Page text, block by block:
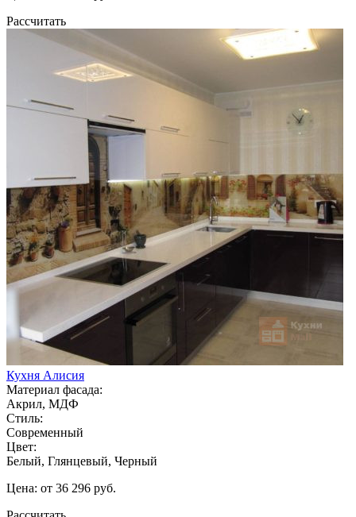
Рассчитать
Кухня Алисия
Материал фасада:
Акрил, МДФ
Стиль:
Современный
Цвет:
Белый, Глянцевый, Черный
Цена: от 36 296 руб.